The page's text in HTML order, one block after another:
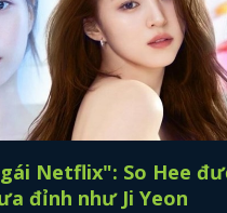
Netflix": So Hee
đỉnh như Ji Yeon